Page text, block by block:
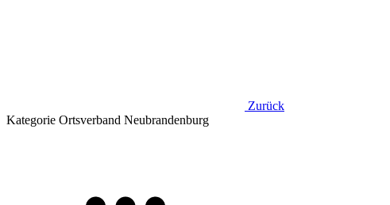
Zurück
Kategorie Ortsverband Neubrandenburg